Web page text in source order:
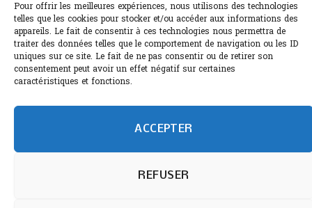
Pour offrir les meilleures expériences, nous utilisons des technologies
telles que les cookies pour stocker et/ou accéder aux informations des
appareils. Le fait de consentir à ces technologies nous permettra de
traiter des données telles que le comportement de navigation ou les ID
uniques sur ce site. Le fait de ne pas consentir ou de retirer son
consentement peut avoir un effet négatif sur certaines
caractéristiques et fonctions.
ACCEPTER
REFUSER
Sélection de rosés 2026
L'abus d'alcool est dangereux pour la santé.
humain et 0% IA de Paris Bistro Editions - SARL de Presse -
Informations légales etRGPD